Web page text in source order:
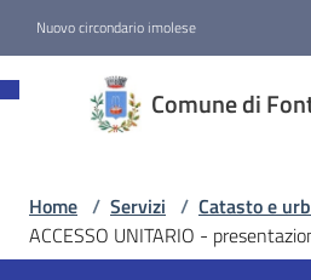
Nuovo circondario imolese
Comune di
Fontanelice
Amministrazione
Home / Servizi / Catasto e
ACCESSO UNITARIO -